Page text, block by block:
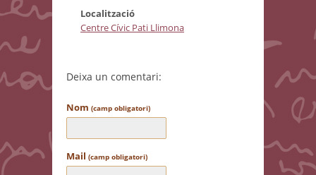
Localització
Centre Cívic Pati Llimona
Deixa un comentari:
Nom (camp obligatori)
Mail (camp obligatori)